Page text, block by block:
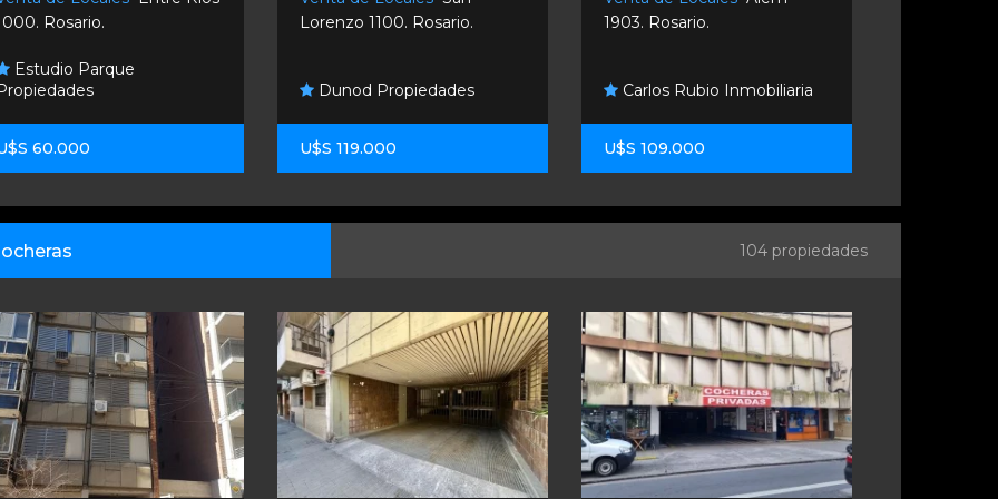
Rosario.
Estudio Parque
60.000
Lorenzo 1100. Rosario.
Dunod Propiedades
U$S 119.000
1903. Rosario.
Carlos Rubio Inmobiliaria
U$S 109.000
104 propiedades